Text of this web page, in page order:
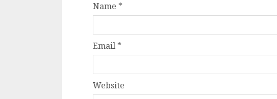
Name *
Email *
Website